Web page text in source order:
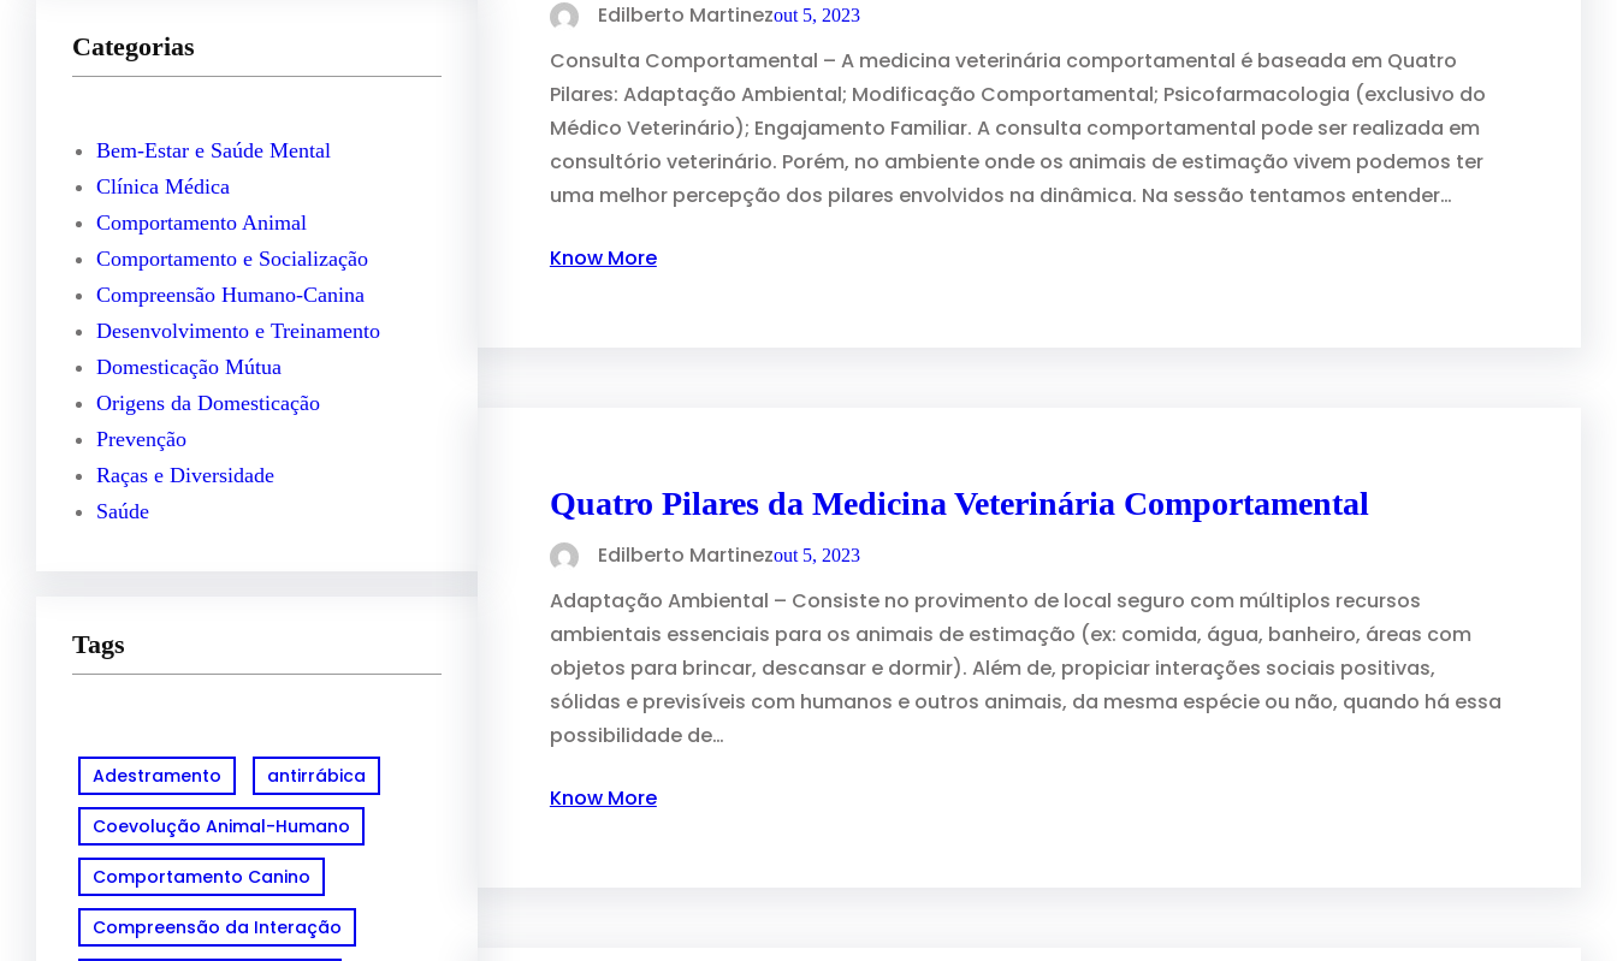
u
i
a
r
Categorias
Bem-Estar e Saúde Mental
Clínica Médica
Comportamento Animal
Comportamento e Socialização
Compreensão Humano-Canina
Desenvolvimento e Treinamento
Domesticação Mútua
Origens da Domesticação
Prevenção
Raças e Diversidade
Saúde
Tags
Adestramento antirrábica
Coevolução Animal-Humano
Comportamento Canino
Compreensão da Interação
Edilberto Martinezout 5, 2023
Consulta Comportamental – A medicina veterinária comportamental é baseada em Quatro
Pilares: Adaptação Ambiental; Modificação Comportamental; Psicofarmacologia (exclusivo do
Médico Veterinário); Engajamento Familiar. A consulta comportamental pode ser realizada em
consultório veterinário. Porém, no ambiente onde os animais de estimação vivem podemos ter
uma melhor percepção dos pilares envolvidos na dinâmica. Na sessão tentamos entender…
Know More
Quatro Pilares da Medicina Veterinária Comportamental
Edilberto Martinezout 5, 2023
Adaptação Ambiental – Consiste no provimento de local seguro com múltiplos recursos
ambientais essenciais para os animais de estimação (ex: comida, água, banheiro, áreas com
objetos para brincar, descansar e dormir). Além de, propiciar interações sociais positivas,
sólidas e previsíveis com humanos e outros animais, da mesma espécie ou não, quando há essa
possibilidade de…
Know More